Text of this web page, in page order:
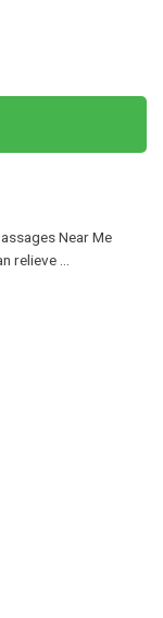
Near Me
relieve ...